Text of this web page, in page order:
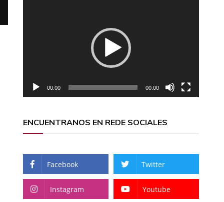
00:00 00:00
ENCUENTRANOS EN REDE SOCIALES
Facebook Twitter
Instagram Youtube